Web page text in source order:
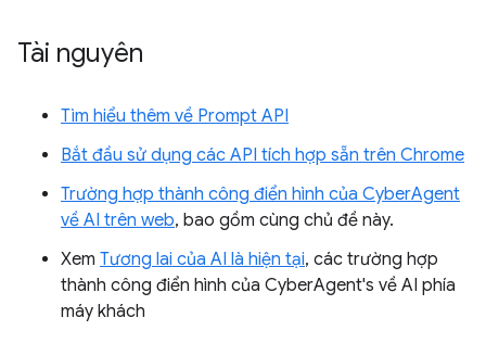
Tài nguyên
Tìm hiểu thêm về Prompt API
Bắt đầu sử dụng các API tích hợp sẵn trên Chrome
Trường hợp thành công điển hình của CyberAgent
về AI trên web, bao gồm cùng chủ đề này.
Xem Tương lai của AI là hiện tại, các trường hợp
thành công điển hình của CyberAgent's về AI phía
máy khách